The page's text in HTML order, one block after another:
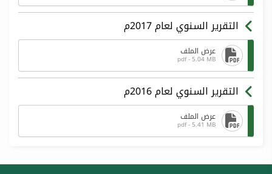
التقرير السنوي لعام 2017م
عرض الملف
pdf - 5.04 MB
التقرير السنوي لعام 2016م
عرض الملف
pdf - 5.41 MB